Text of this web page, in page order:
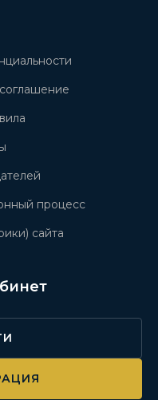
процесс
сайта